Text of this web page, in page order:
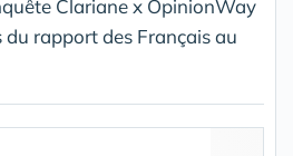
Clariane x OpinionWay
du rapport des Français au